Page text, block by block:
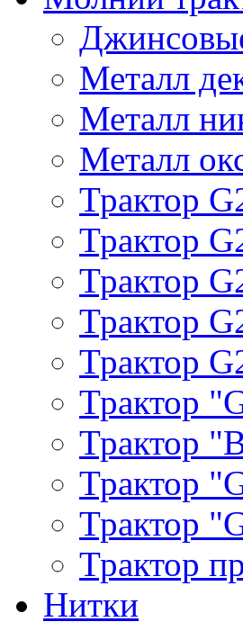
Металл
Металл
Металл
Трактор
Трактор
Трактор
Трактор
Трактор
Трактор
Трактор
Трактор
Трактор
Трактор
Нитки